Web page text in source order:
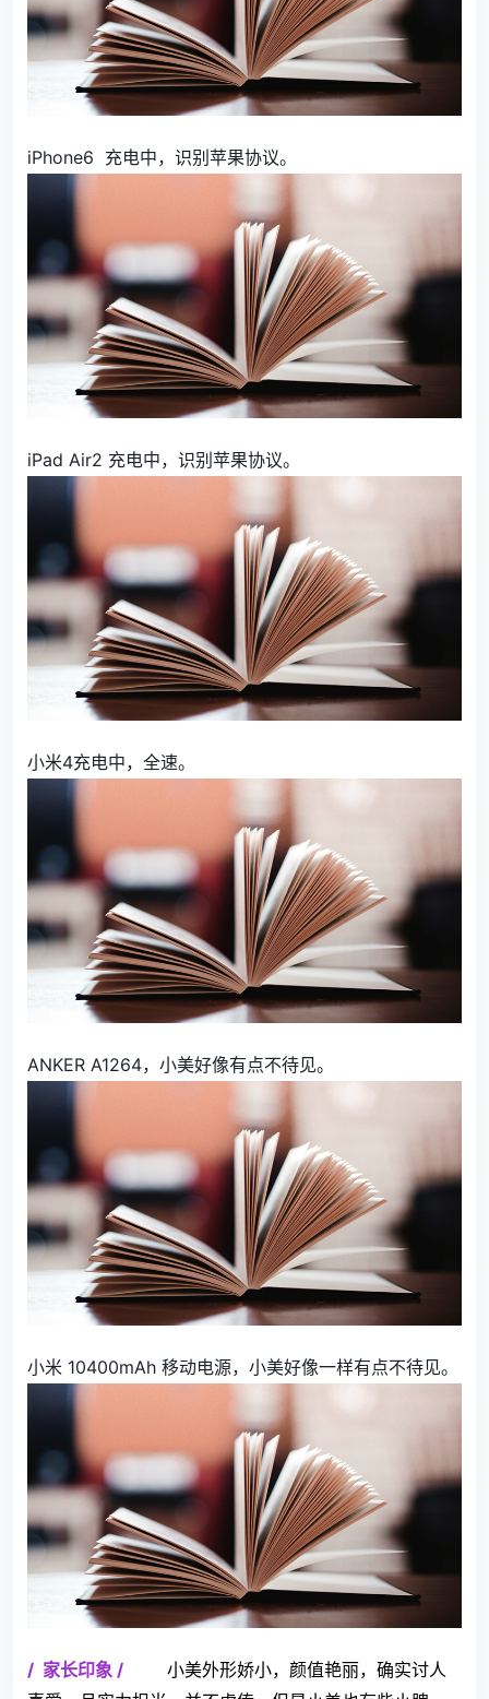
iPhone6 充电中，识别苹果协议。
iPad Air2 充电中，识别苹果协议。
小米4充电中，全速。
ANKER A1264，小美好像有点不待见。
小米 10400mAh 移动电源，小美好像一样有点不待见。
/ 家长印象 /
小美外形娇小，颜值艳丽，确实讨人